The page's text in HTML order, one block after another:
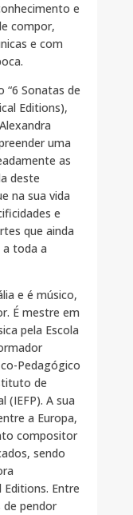
e
compor,
e com
“6 Sonatas de
Editions),
uma
as
deste
na sua vida
e
que ainda
a toda a
e é músico,
É mestre em
pela Escola
Pedagógico
de
(IEFP). A sua
a Europa,
compositor
sendo
Entre
de pendor